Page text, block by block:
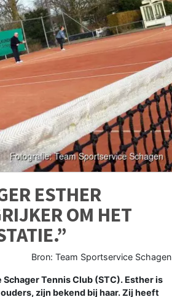
ESTHER
OM HET
Bron: Team Sportservice Schagen
Tennis Club (STC). Esther is
zijn bekend bij haar. Zij heeft